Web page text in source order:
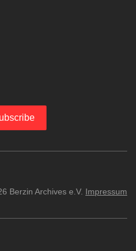
Berzin Archives e.V. Impressum